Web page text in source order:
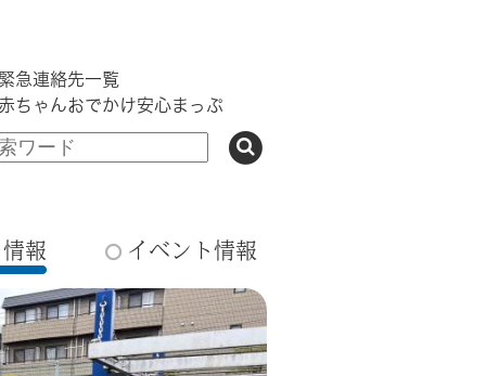
急連絡先一覧
ちゃんおでかけ安心まっぷ
報 イベント情報